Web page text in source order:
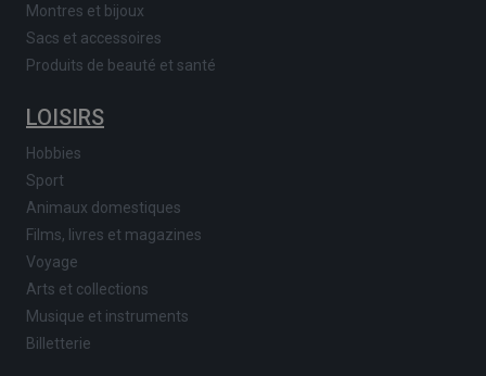
Montres et bijoux
Sacs et accessoires
Produits de beauté et santé
LOISIRS
Hobbies
Sport
Animaux domestiques
Films, livres et magazines
Voyage
Arts et collections
Musique et instruments
Billetterie